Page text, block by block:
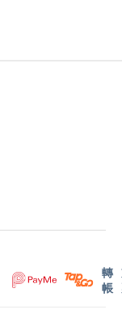
有關的索償或
戶提出。
轉
帳